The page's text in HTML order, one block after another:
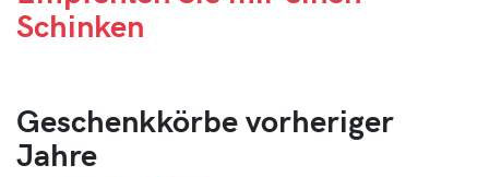
Schinken
Geschenkkörbe vorheriger
Jahre